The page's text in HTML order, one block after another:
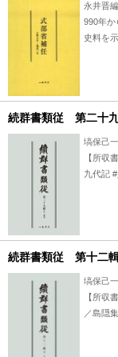
永井晋
990年か
史料を
を付録
続群書類従 第二十
塙保己
【所収
九代記
続群書類従 第十二
塙保己
【所収
／島隠